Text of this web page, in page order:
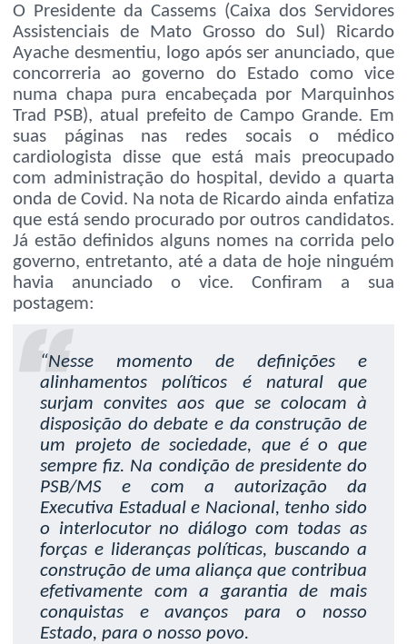
O Presidente da Cassems (Caixa dos Servidores
Assistenciais de Mato Grosso do Sul) Ricardo
Ayache desmentiu, logo após ser anunciado, que
concorreria ao governo do Estado como vice
numa chapa pura encabeçada por Marquinhos
Trad PSB), atual prefeito de Campo Grande. Em
suas páginas nas redes socais o médico
cardiologista disse que está mais preocupado
com administração do hospital, devido a quarta
onda de Covid. Na nota de Ricardo ainda enfatiza
que está sendo procurado por outros candidatos.
Já estão definidos alguns nomes na corrida pelo
governo, entretanto, até a data de hoje ninguém
havia anunciado o vice. Confiram a sua
postagem:
“Nesse momento de definições e
alinhamentos políticos é natural que
surjam convites aos que se colocam à
disposição do debate e da construção de
um projeto de sociedade, que é o que
sempre fiz. Na condição de presidente do
PSB/MS e com a autorização da
Executiva Estadual e Nacional, tenho sido
o interlocutor no diálogo com todas as
forças e lideranças políticas, buscando a
construção de uma aliança que contribua
efetivamente com a garantia de mais
conquistas e avanços para o nosso
Estado, para o nosso povo.